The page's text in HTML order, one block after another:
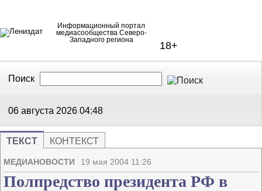
Информационный портал
медиасообщества Северо-
Западного региона
18+
Поиск
06 августа 2026 04:48
ТЕКСТ КОНТЕКСТ
МЕДИАНОВОСТИ 19 мая 2004 11:26
Полпредство президента РФ в